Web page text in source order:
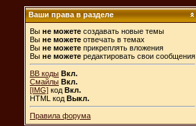
Ваши права в разделе
Вы не можете создавать новые темы
Вы не можете отвечать в темах
Вы не можете прикреплять вложения
Вы не можете редактировать свои сообщения
BB коды Вкл.
Смайлы Вкл.
[IMG] код Вкл.
HTML код Выкл.
Правила форума